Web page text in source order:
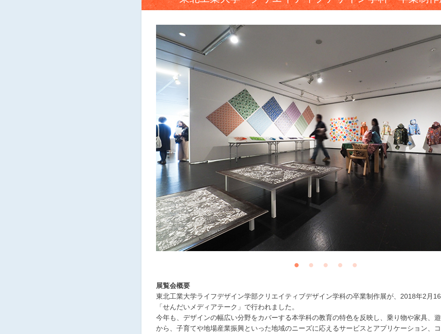
展覧会概要
東北工業大学ライフデザイン学部クリエイティブデザイン学科の卒業制作展が、2018年2月
「せんだいメディアテーク」で行われました。
今年も、デザインの幅広い分野をカバーする本学科の教育の特色を反映し、乗り物や家具、
から、子育てや地場産業振興といった地域のニーズに応えるサービスとアプリケーション、